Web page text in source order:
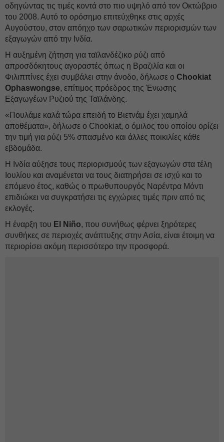
οδηγώντας τις τιμές κοντά στο πιο υψηλό από τον Οκτώβριο
του 2008. Αυτό το ορόσημο επιτεύχθηκε στις αρχές
Αυγούστου, στον απόηχο των σαρωτικών περιορισμών των
εξαγωγών από την Ινδία.
Η αυξημένη ζήτηση για ταϊλανδέζικο ρύζι από
απροσδόκητους αγοραστές όπως η Βραζιλία και οι
Φιλιππίνες έχει συμβάλει στην άνοδο, δήλωσε ο Chookiat
Ophaswongse, επίτιμος πρόεδρος της Ένωσης
Εξαγωγέων Ρυζιού της Ταϊλάνδης.
«Πουλάμε καλά τώρα επειδή το Βιετνάμ έχει χαμηλά
αποθέματα», δήλωσε ο Chookiat, ο όμιλος του οποίου ορίζει
την τιμή για ρύζι 5% σπασμένο και άλλες ποικιλίες κάθε
εβδομάδα.
Η Ινδία αύξησε τους περιορισμούς των εξαγωγών στα τέλη
Ιουλίου και αναμένεται να τους διατηρήσει σε ισχύ και το
επόμενο έτος, καθώς ο πρωθυπουργός Ναρέντρα Μόντι
επιδιώκει να συγκρατήσει τις εγχώριες τιμές πριν από τις
εκλογές.
Η έναρξη του El Niño, που συνήθως φέρνει ξηρότερες
συνθήκες σε περιοχές ανάπτυξης στην Ασία, είναι έτοιμη να
περιορίσει ακόμη περισσότερο την προσφορά.